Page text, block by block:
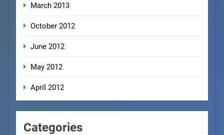
March 2013
October 2012
June 2012
May 2012
April 2012
Categories